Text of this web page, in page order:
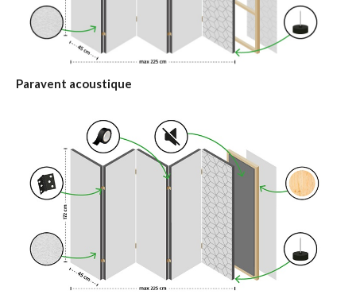
Paravent acoustique